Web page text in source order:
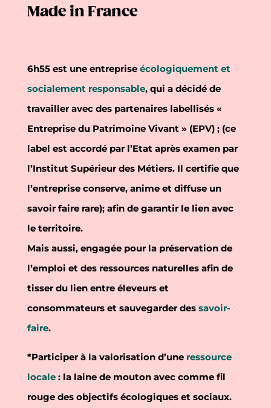
Made in France
6h55 est une entreprise écologiquement et
socialement responsable, qui a décidé de
travailler avec des partenaires labellisés «
Entreprise du Patrimoine Vivant » (EPV) ; (ce
label est accordé par l’Etat après examen par
l’Institut Supérieur des Métiers. Il certifie que
l’entreprise conserve, anime et diffuse un
savoir faire rare); afin de garantir le lien avec
le territoire.
Mais aussi, engagée pour la préservation de
l’emploi et des ressources naturelles afin de
tisser du lien entre éleveurs et
consommateurs et sauvegarder des savoir-
faire.
*Participer à la valorisation d’une ressource
locale: la laine de mouton avec comme fil
rouge des objectifs écologiques et sociaux.